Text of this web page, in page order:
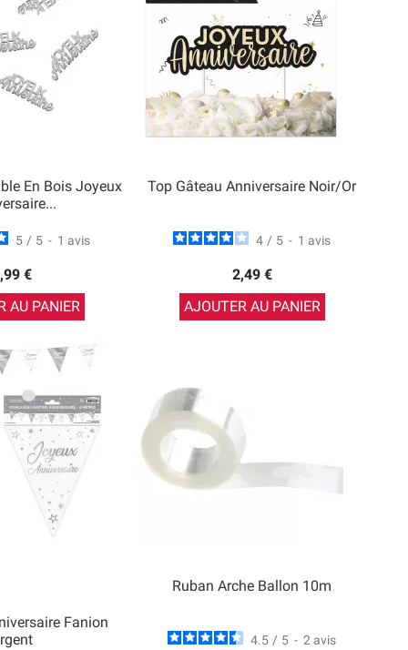
En Bois Joyeux
5 / 5 - 1 avis
€
AU PANIER
Top Gâteau Anniversaire Noir/Or
4 / 5 - 1 avis
2,49 €
AJOUTER AU PANIER
Fanion
Ruban Arche Ballon 10m
4.5 / 5 - 2 avis